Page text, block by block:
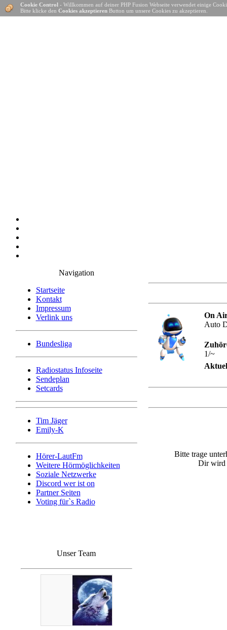
Navigation
Startseite
Kontakt
Impressum
Verlink uns
Bundesliga
Radiostatus Infoseite
Sendeplan
Setcards
Tim Jäger
Emily-K
Hörer-LautFm
Weitere Hörmöglichkeiten
Soziale Netzwerke
Discord wer ist on
Partner Seiten
Voting für`s Radio
Unser Team
On
Auto
1/~
Bitte trage
Dir wird
Cookie Control - Willkommen auf deiner PHP Fusion Webseite verwendet einige
Bitte klicke den Cookies akzeptieren Button um unsere Cookies zu akzeptieren.